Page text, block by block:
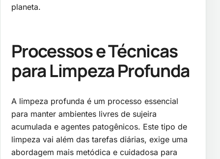
planeta.
Processos e Técnicas
para Limpeza Profunda
A limpeza profunda é um processo essencial
para manter ambientes livres de sujeira
acumulada e agentes patogênicos. Este tipo de
limpeza vai além das tarefas diárias, exige uma
abordagem mais metódica e cuidadosa para